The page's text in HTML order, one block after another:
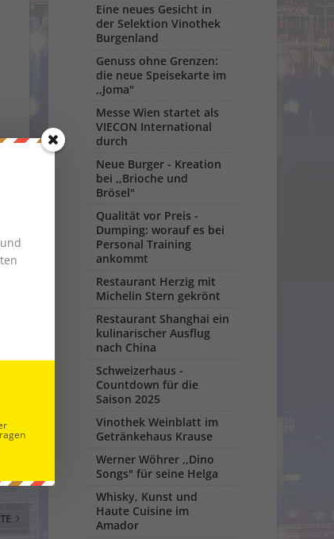
Eine neues Gesicht in
der Selektion Vinothek
Burgenland
Genuss ohne Grenzen:
die neue Speisekarte im
,,Joma"
Messe Wien startet als
VIECON International
durch
Neue Burger - Kreation
bei ,,Brioche und
Brösel"
Qualität vor Preis -
Dumping: worauf es bei
Personal Training
ankommt
Restaurant Herzig mit
Michelin Stern gekrönt
Restaurant Shanghai ein
kulinarischer Ausflug
nach China
Schweizerhaus -
Countdown für die
Saison 2025
Vinothek Weinblatt im
Getränkehaus Krause
Werner Wöhrer ,,Dino
Songs" für seine Helga
Whisky, Kunst und
Haute Cuisine im
Amador